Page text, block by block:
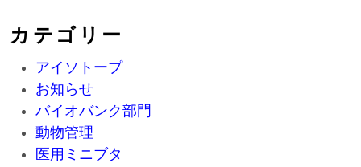
カテゴリー
アイソトープ
お知らせ
バイオバンク部門
動物管理
医用ミニブタ